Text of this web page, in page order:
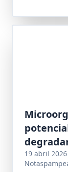
19 abril 2026